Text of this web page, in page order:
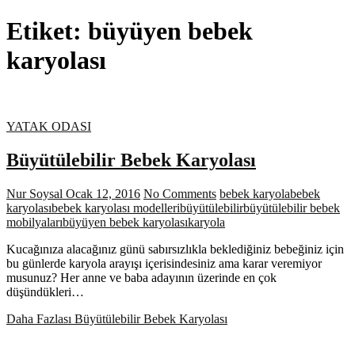
Etiket: büyüyen bebek
karyolası
YATAK ODASI
Büyütülebilir Bebek Karyolası
Nur Soysal Ocak 12, 2016 No Comments bebek karyolabebek
karyolasıbebek karyolası modelleribüyütülebilirbüyütülebilir bebek
mobilyalarıbüyüyen bebek karyolasıkaryola
Kucağınıza alacağınız günü sabırsızlıkla beklediğiniz bebeğiniz için
bu günlerde karyola arayışı içerisindesiniz ama karar veremiyor
musunuz? Her anne ve baba adayının üzerinde en çok
düşündükleri…
Daha Fazlası Büyütülebilir Bebek Karyolası